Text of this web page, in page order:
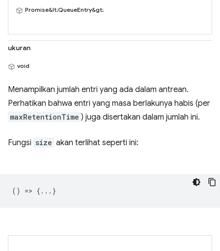
Promise&lt;QueueEntry&gt;
ukuran
void
Menampilkan jumlah entri yang ada dalam antrean.
Perhatikan bahwa entri yang masa berlakunya habis (per
maxRetentionTime ) juga disertakan dalam jumlah ini.
Fungsi size akan terlihat seperti ini:
() => {...}